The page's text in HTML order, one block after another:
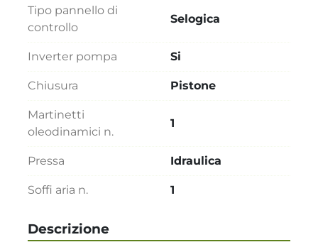
Descrizione
Tipo pannello di
controllo
Selogica
Inverter pompa Si
Chiusura Pistone
Martinetti
oleodinamici n.
1
Pressa Idraulica
Soffi aria n. 1